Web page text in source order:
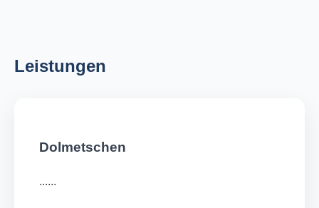
Leistungen
Dolmetschen
......